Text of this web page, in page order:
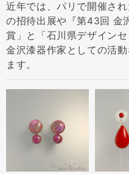
近年では、パリで開催さ
の招待出展や『第43回 金
賞」と「石川県デザイン
金沢漆器作家としての活
ます。